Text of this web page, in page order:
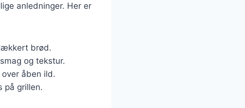
anledninger. Her er
brød.
og tekstur.
åben ild.
på grillen.